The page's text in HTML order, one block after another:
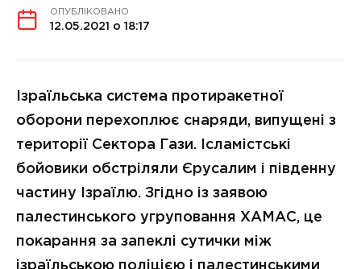
ОПУБЛІКОВАНО
12.05.2021 о 18:17
Ізраїльська система протиракетної
оборони перехоплює снаряди, випущені з
території Сектора Гази. Ісламістські
бойовики обстріляли Єрусалим і південну
частину Ізраїлю. Згідно із заявою
палестинського угруповання ХАМАС, це
покарання за запеклі сутички між
ізраїльською поліцією і палестинськими